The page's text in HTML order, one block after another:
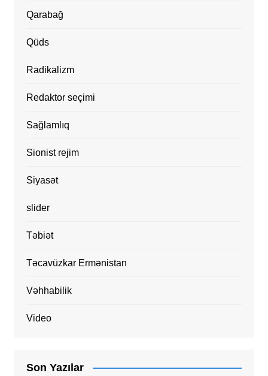
Qarabağ
Qüds
Radikalizm
Redaktor seçimi
Sağlamlıq
Sionist rejim
Siyasət
slider
Təbiət
Təcavüzkar Ermənistan
Vəhhabilik
Video
Son Yazılar